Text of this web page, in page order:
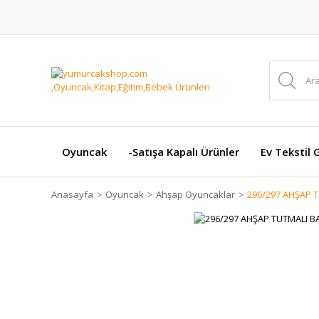
Oyuncak -Satışa Kapalı Ürünler Ev Tekstil
Anasayfa Oyuncak Ahşap Oyuncaklar 296/297 AHŞAP